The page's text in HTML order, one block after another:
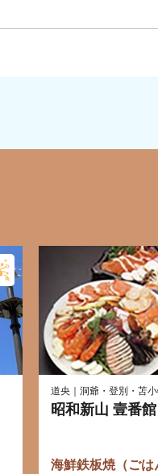
道央｜洞爺・登別・苫
昭和新山 壹番館
海鮮鉄板焼（ごは